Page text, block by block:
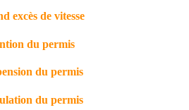
excès de vitesse
du permis
du permis
du permis